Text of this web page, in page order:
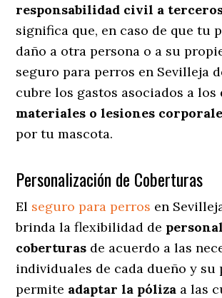
responsabilidad civil a
significa que, en caso de que tu
daño a otra persona o a su
seguro para perros en Sevilleja
cubre los gastos asociados a los
materiales o lesiones
por tu mascota.
Personalización de Coberturas
El seguro para perros en
brinda la flexibilidad de
coberturas de acuerdo a las
individuales de cada dueño y su
permite adaptar la póliza a las